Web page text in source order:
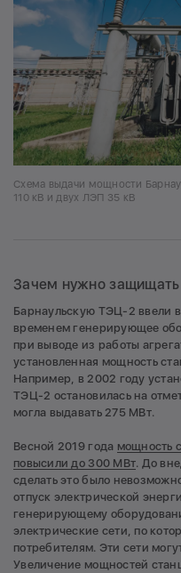
Схема выдачи мощности
110 кВ и двух ЛЭП 35 кВ
Зачем нужно защищать
Барнаульскую ТЭЦ-2 ввели
временем генерирующее
при выводе из работы
установленная мощность
Например, в 2002 году
ТЭЦ-2 остановилась на
могла выдавать 275 МВт.
Весной 2019 года мощность
повысили до 300 МВт. До
сделать это было
отпуск электрической
генерирующему
электрические сети, по
потребителям. Эти сети
Увеличение мощностей